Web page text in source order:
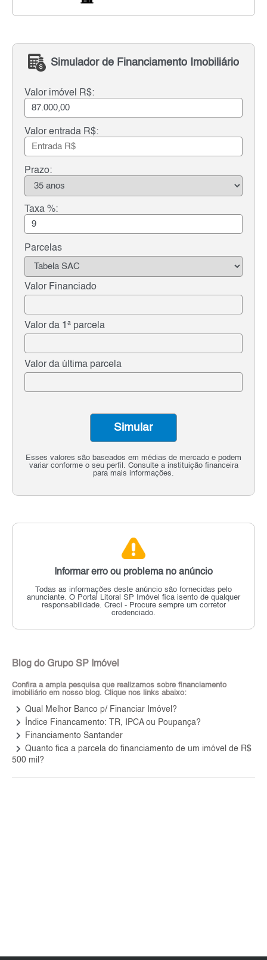
Simulador de Financiamento Imobiliário
Valor imóvel R$:
Valor entrada R$:
Prazo:
Taxa %:
Parcelas
Valor Financiado
Valor da 1ª parcela
Valor da última parcela
Esses valores são baseados em médias de mercado e podem
variar conforme o seu perfil. Consulte a instituição financeira
para mais informações.
Simular
Informar erro ou problema no anúncio
Todas as informações deste anúncio são fornecidas pelo
anunciante. O Portal Litoral SP Imóvel fica isento de qualquer
responsabilidade. Creci - Procure sempre um corretor
credenciado.
Blog do Grupo SP Imóvel
Confira a ampla pesquisa que realizamos sobre financiamento
imobiliário em nosso blog. Clique nos links abaixo:
keyboard_arrow_right Qual Melhor Banco p/ Financiar Imóvel?
keyboard_arrow_right Índice Financamento: TR, IPCA ou Poupança?
keyboard_arrow_right Financiamento Santander
keyboard_arrow_right Quanto fica a parcela do financiamento de um imóvel de R$
500 mil?